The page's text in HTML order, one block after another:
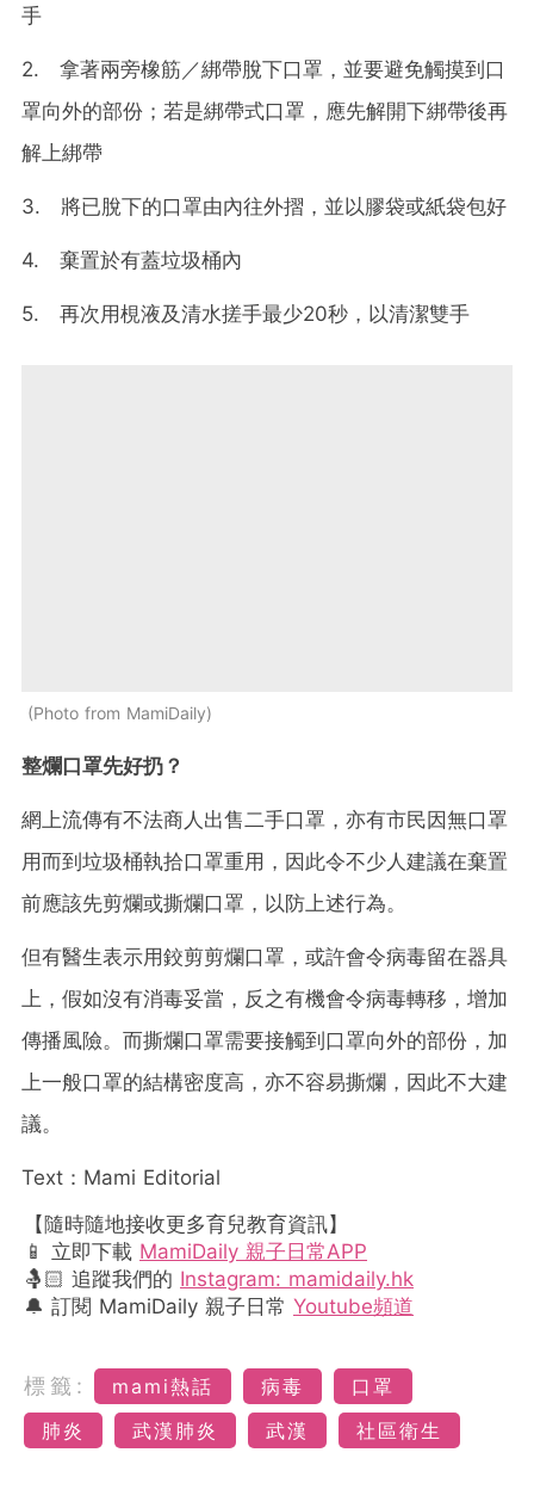
手
2. 拿著兩旁橡筋／綁帶脫下口罩，並要避免觸摸到口
罩向外的部份；若是綁帶式口罩，應先解開下綁帶後再
解上綁帶
3. 將已脫下的口罩由內往外摺，並以膠袋或紙袋包好
4. 棄置於有蓋垃圾桶內
5. 再次用梘液及清水搓手最少20秒，以清潔雙手
Photo from MamiDaily
整爛口罩先好扔？
網上流傳有不法商人出售二手口罩，亦有市民因無口罩
用而到垃圾桶執拾口罩重用，因此令不少人建議在棄置
前應該先剪爛或撕爛口罩，以防上述行為。
但有醫生表示用鉸剪剪爛口罩，或許會令病毒留在器具
上，假如沒有消毒妥當，反之有機會令病毒轉移，增加
傳播風險。而撕爛口罩需要接觸到口罩向外的部份，加
上一般口罩的結構密度高，亦不容易撕爛，因此不大建
議。
Text：Mami Editorial
【隨時隨地接收更多育兒教育資訊】
📱 立即下載 MamiDaily 親子日常APP
🤱🏻 追蹤我們的 Instagram: mamidaily.hk
🔔 訂閱 MamiDaily 親子日常 Youtube頻道
標籤: mami熱話 病毒
口罩
肺炎
武漢肺炎 武漢 社區衛生